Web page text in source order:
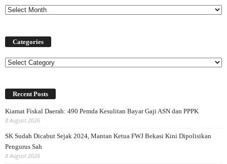
Categories
Categories
Recent Posts
Kiamat Fiskal Daerah: 490 Pemda Kesulitan Bayar Gaji ASN dan PPPK
8 August 2026
SK Sudah Dicabut Sejak 2024, Mantan Ketua FWJ Bekasi Kini Dipolisikan
Pengurus Sah
8 August 2026